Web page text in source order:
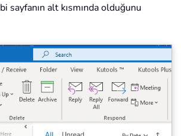
sayfanın alt kısmında olduğunu